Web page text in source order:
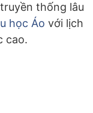
thống lâu
học Áo với lịch
cao.